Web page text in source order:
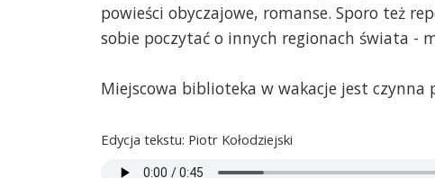
powieści obyczajowe, romanse. Sporo też
sobie poczytać o innych regionach świata -
Miejscowa biblioteka w wakacje jest czynna
Edycja tekstu: Piotr Kołodziejski